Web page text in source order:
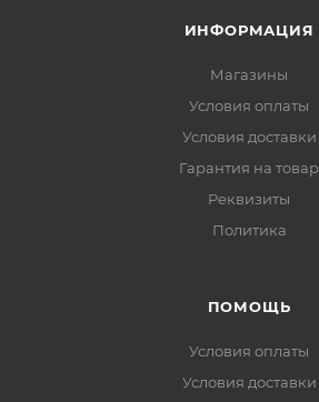
ИНФОРМАЦИЯ
Магазины
Условия оплаты
Условия доставки
Гарантия на товар
Реквизиты
Политика
ПОМОЩЬ
Условия оплаты
Условия доставки